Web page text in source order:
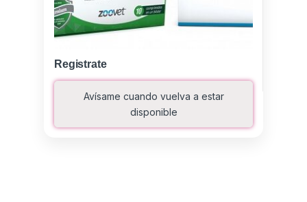
Registrate
Avísame cuando vuelva a estar
disponible